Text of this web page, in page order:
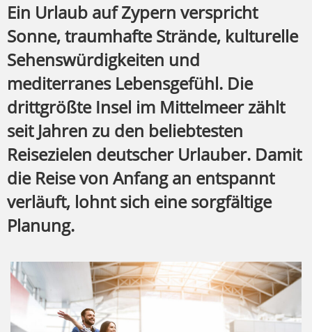
Ein Urlaub auf Zypern verspricht
Sonne, traumhafte Strände, kulturelle
Sehenswürdigkeiten und
mediterranes Lebensgefühl. Die
drittgrößte Insel im Mittelmeer zählt
seit Jahren zu den beliebtesten
Reisezielen deutscher Urlauber. Damit
die Reise von Anfang an entspannt
verläuft, lohnt sich eine sorgfältige
Planung.